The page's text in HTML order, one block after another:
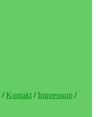
/Kontakt / Impressum /